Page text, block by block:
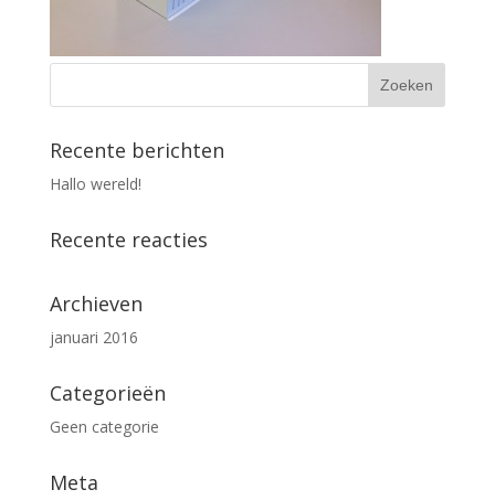
Recente berichten
Hallo wereld!
Recente reacties
Archieven
januari 2016
Categorieën
Geen categorie
Meta